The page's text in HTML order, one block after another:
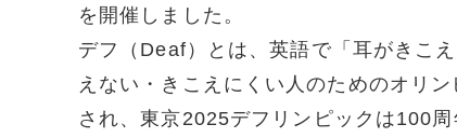
を開催しました。
デフ（Deaf）とは、英語で「耳がきこ
えない・きこえにくい人のためのオリ
され、東京2025デフリンピックは100